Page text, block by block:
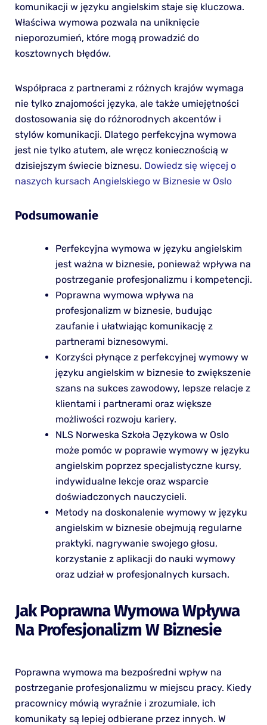
komunikacji w języku angielskim staje się kluczowa.
Właściwa wymowa pozwala na uniknięcie
nieporozumień, które mogą prowadzić do
kosztownych błędów.
Współpraca z partnerami z różnych krajów wymaga
nie tylko znajomości języka, ale także umiejętności
dostosowania się do różnorodnych akcentów i
stylów komunikacji. Dlatego perfekcyjna wymowa
jest nie tylko atutem, ale wręcz koniecznością w
dzisiejszym świecie biznesu. Dowiedz się więcej o
naszych kursach Angielskiego w Biznesie w Oslo
Podsumowanie
Perfekcyjna wymowa w języku angielskim
jest ważna w biznesie, ponieważ wpływa na
postrzeganie profesjonalizmu i kompetencji.
Poprawna wymowa wpływa na
profesjonalizm w biznesie, budując
zaufanie i ułatwiając komunikację z
partnerami biznesowymi.
Korzyści płynące z perfekcyjnej wymowy w
języku angielskim w biznesie to zwiększenie
szans na sukces zawodowy, lepsze relacje z
klientami i partnerami oraz większe
możliwości rozwoju kariery.
NLS Norweska Szkoła Językowa w Oslo
może pomóc w poprawie wymowy w języku
angielskim poprzez specjalistyczne kursy,
indywidualne lekcje oraz wsparcie
doświadczonych nauczycieli.
Metody na doskonalenie wymowy w języku
angielskim w biznesie obejmują regularne
praktyki, nagrywanie swojego głosu,
korzystanie z aplikacji do nauki wymowy
oraz udział w profesjonalnych kursach.
Jak Poprawna Wymowa Wpływa
Na Profesjonalizm W Biznesie
Poprawna wymowa ma bezpośredni wpływ na
postrzeganie profesjonalizmu w miejscu pracy. Kiedy
pracownicy mówią wyraźnie i zrozumiale, ich
komunikaty są lepiej odbierane przez innych. W